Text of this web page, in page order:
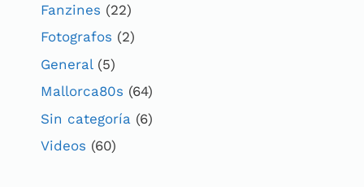
Fanzines (22)
Fotografos (2)
General(5)
Mallorca80s (64)
Sin categoría (6)
Videos (60)